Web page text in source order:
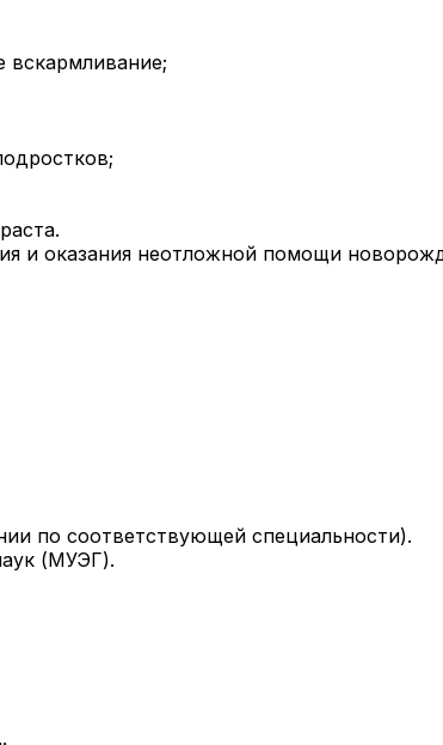
вскармливание;
и оказания неотложной помощи
по соответствующей специальности).
(МУЭГ).